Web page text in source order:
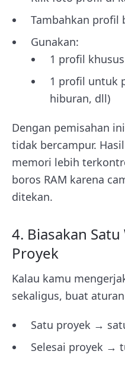
Tambahkan profil
Gunakan:
1 profil
1 profil untuk
hiburan, dll)
Dengan pemisahan
tidak bercampur.
memori lebih
boros RAM karena
ditekan.
4. Biasakan
Proyek
Kalau kamu
sekaligus, buat
Satu proyek →
Selesai proyek →